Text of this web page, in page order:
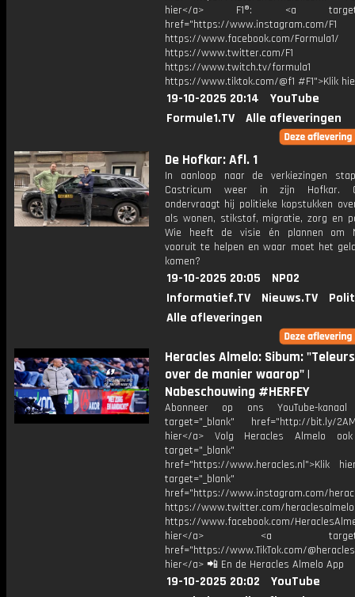
hier</a> F1®: <a
href="https://www.instagram.com/F1
https://www.facebook.com/Formula1/
https://www.twitter.com/F1
https://www.twitch.tv/formula1
https://www.tiktok.com/@f1 #F1">Klik
19-10-2025 20:14
YouTube
Formule1.TV
Alle afleveringen
De Hofkar: Afl. 1
In aanloop naar de verkiezingen
Castricum weer in zijn Hofkar.
ondervraagt hij politieke kopstukken
als wonen, stikstof, migratie, zorg en
Wie heeft de visie én plannen om
vooruit te helpen en waar moet het
komen?
19-10-2025 20:05
NPO2
Informatief.TV
Nieuws.TV
Alle afleveringen
Heracles Almelo: Sibum:
over de manier waarop" |
Nabeschouwing #HERFEY
Abonneer op ons YouTube-
target="_blank" href="http://bit.ly/
hier</a> Volg Heracles Almelo
target="_blank"
href="https://www.heracles.nl">Klik
target="_blank"
href="https://www.instagram.com/
https://www.twitter.com/heraclesalmelo
https://www.facebook.com/
hier</a> <a
href="https://www.TikTok.com/
hier</a> 📲 En de Heracles Almelo App
19-10-2025 20:02
YouTube